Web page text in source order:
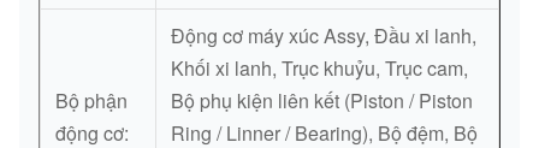
Bộ phận
động cơ:
Động cơ máy xúc Assy, Đầu xi lanh,
Khối xi lanh, Trục khuỷu, Trục cam,
Bộ phụ kiện liên kết (Piston / Piston
Ring / Linner / Bearing), Bộ đệm, Bộ